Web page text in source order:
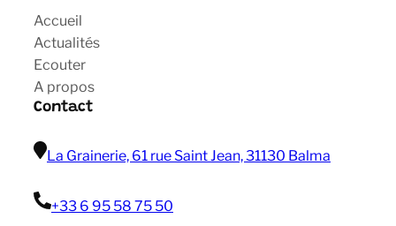
Accueil
Actualités
Ecouter
A propos
Contact
La Grainerie, 61 rue Saint Jean, 31130 Balma
+33 6 95 58 75 50